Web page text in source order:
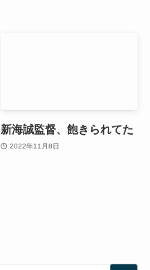
新海誠監督、飽きられてた
2022年11月8日